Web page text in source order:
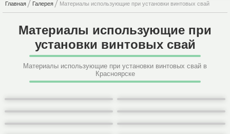
Главная Галерея Материалы использующие при установки винтовых свай
Материалы использующие при
установки винтовых свай
Материалы использующие при установки винтовых свай в
Красноярске